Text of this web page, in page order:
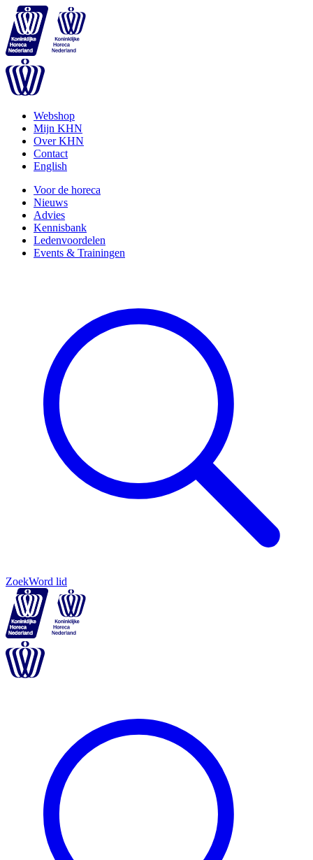
Webshop
Mijn KHN
Over KHN
Contact
English
Voor de horeca
Nieuws
Advies
Kennisbank
Ledenvoordelen
Events & Trainingen
ZoekWord lid